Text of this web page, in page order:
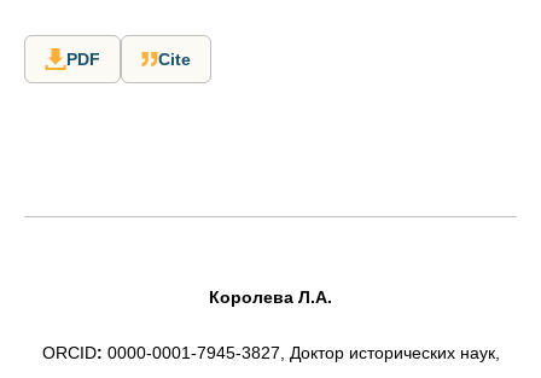
PDF Cite
Королева Л.А.
ORCID: 0000-0001-7945-3827, Доктор исторических наук,